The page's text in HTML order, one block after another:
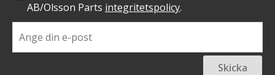
AB/Olsson Parts integritetspolicy.
Skicka